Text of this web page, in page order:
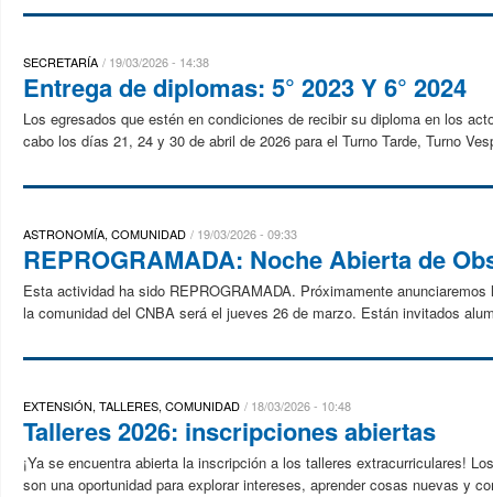
SECRETARÍA 19/03/2026 - 14:38
Entrega de diplomas: 5° 2023 Y 6° 2024
Los egresados que estén en condiciones de recibir su diploma en los
cabo los días 21, 24 y 30 de abril de 2026 para el Turno Tarde, Turno
ASTRONOMÍA, COMUNIDAD 19/03/2026 - 09:33
REPROGRAMADA: Noche Abierta de
Esta actividad ha sido REPROGRAMADA. Próximamente
la comunidad del CNBA será el jueves 26 de marzo. Están invitados
EXTENSIÓN, TALLERES, COMUNIDAD 18/03/2026 - 10:48
Talleres 2026: inscripciones abiertas
¡Ya se encuentra abierta la inscripción a los talleres extracurriculares!
son una oportunidad para explorar intereses, aprender cosas nuevas y